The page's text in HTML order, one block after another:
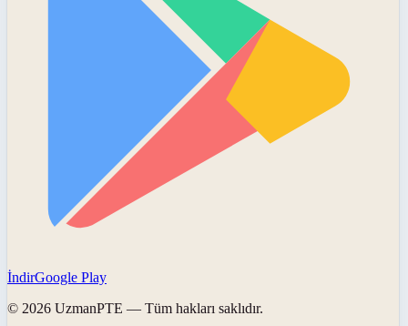
İndirGoogle Play
© 2026 UzmanPTE — Tüm hakları saklıdır.